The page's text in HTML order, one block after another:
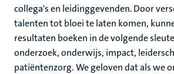
collega's en leidinggevenden. Door
talenten tot bloei te laten komen,
resultaten boeken in de volgende
onderzoek, onderwijs, impact,
patiëntenzorg. We geloven dat als we